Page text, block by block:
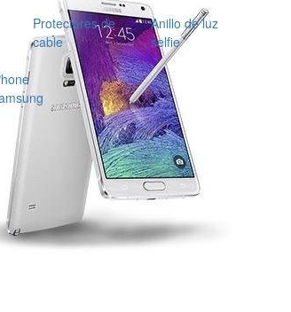
Protectores de
cable
Anillo de luz
selfie